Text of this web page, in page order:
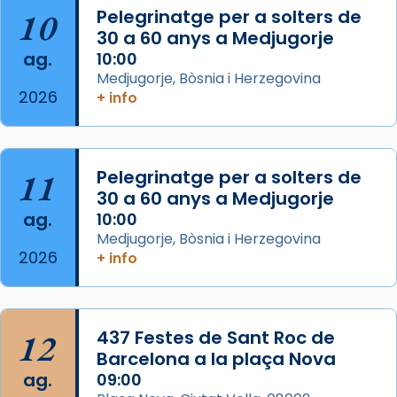
duració aproximada de tres hores. Després,
processó (recuperada el 1972) al voltant
del temple amb les relíquies de les santes.
Des de 1985 hi participa també un grup de
diablesses amb música i ball propis. Festa
«Si vols saber què és calor, ves per les
Santes a Mataró»🥵.
Photo
View on Facebook ·
Jaume, fill de Zebedeu, és juntament amb el
seu germà Joan i Pere un dels que
acompanyava més de prop Jesús.
10
ag.
2026
Pelegrinatge per a solters de
30 a 60 anys a Medjugorje
10:00
Medjugorje, Bòsnia i Herzegovina
+ info
11
ag.
2026
Pelegrinatge per a solters de
30 a 60 anys a Medjugorje
10:00
Medjugorje, Bòsnia i Herzegovina
+ info
12
ag.
437 Festes de Sant Roc de
Barcelona a la plaça Nova
09:00